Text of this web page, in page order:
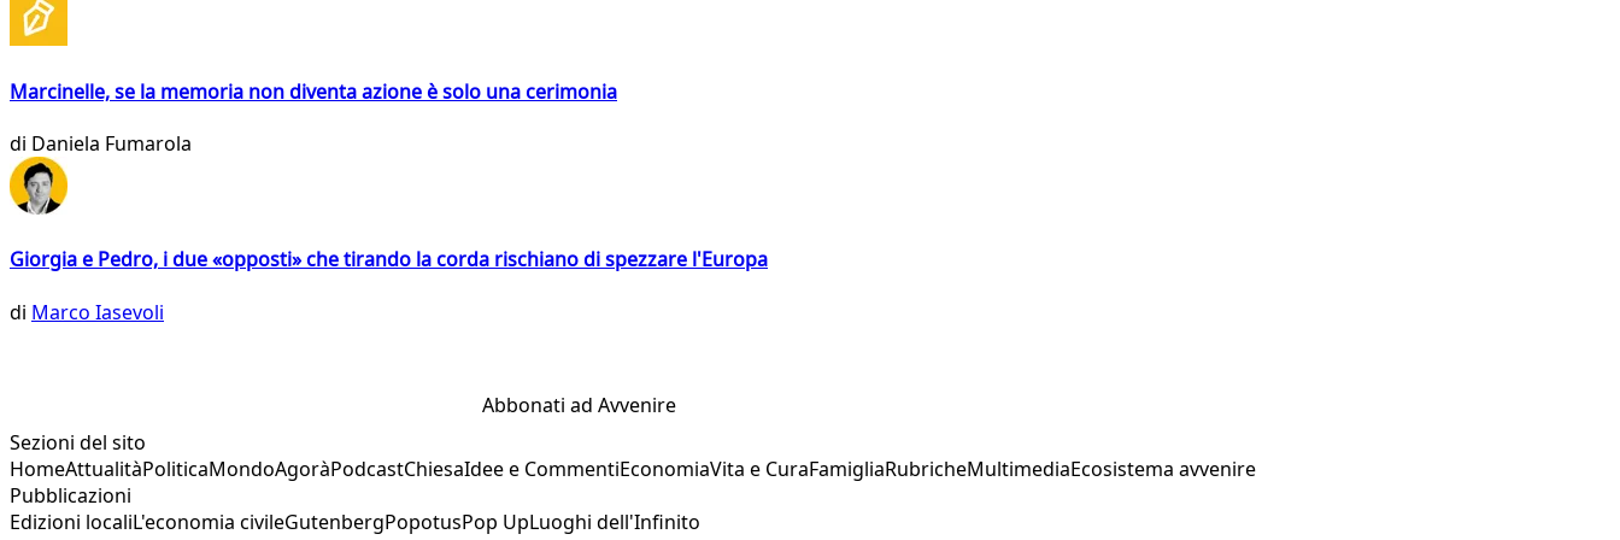
Marcinelle, se la memoria non diventa azione è solo una cerimonia
di Daniela Fumarola
Giorgia e Pedro, i due «opposti» che tirando la corda rischiano di spezzare l'Europa
di Marco Iasevoli
Abbonati ad Avvenire
Sezioni del sito
HomeAttualitàPoliticaMondoAgoràPodcastChiesaIdee e CommentiEconomiaVita e CuraFamigliaRubricheMultimediaEcosistema avvenire
Pubblicazioni
Edizioni localiL'economia civileGutenbergPopotusPop UpLuoghi dell'Infinito